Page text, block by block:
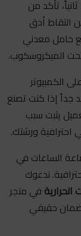
تأكد من
التقاط أدق
مع حامل معدني
الكمبيوتر
جداً إذا كنت تصنع
يثبت سبب
احترافية ورشتك.
الساعات في
ندعوك
في متجر
حقيقي